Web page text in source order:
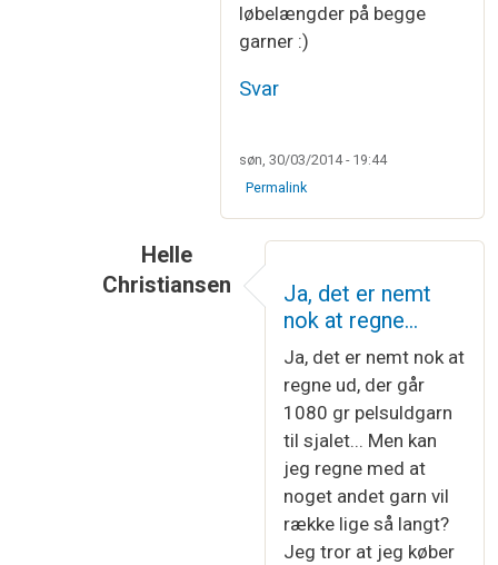
løbelængder på begge
garner :)
Svar
søn, 30/03/2014 - 19:44
Permalink
Helle
Christiansen
Du kan omregne mellem…
Ja, det er nemt
nok at regne…
Ja, det er nemt nok at
regne ud, der går
1080 gr pelsuldgarn
til sjalet... Men kan
jeg regne med at
noget andet garn vil
række lige så langt?
Jeg tror at jeg køber